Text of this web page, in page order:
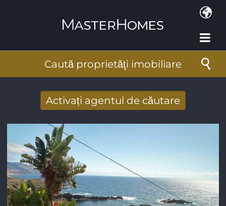
Caută proprietăţi imobiliare
Activați agentul de căutare
Adresa de e-mail